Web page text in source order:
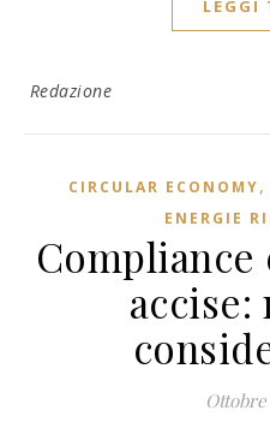
LEGGI
Redazione
CIRCULAR ECONOMY,
ENERGIE
Compliance
accise:
Ottobre